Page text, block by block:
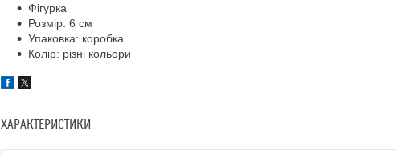
Фігурка
Розмір: 6 см
Упаковка: коробка
Колір: різні кольори
ХАРАКТЕРИСТИКИ